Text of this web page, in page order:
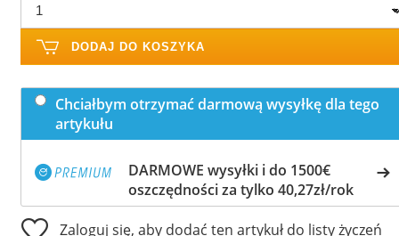
DODAJ DO KOSZYKA
Chciałbym otrzymać darmową wysyłkę dla tego
artykułu
DARMOWE wysyłki i do 1500€
oszczędności za tylko 40,27zł/rok
Zaloguj się, aby dodać ten artykuł do listy życzeń